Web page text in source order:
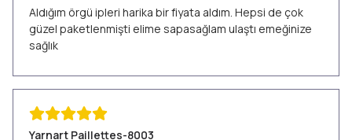
Aldığım örgü ipleri harika bir fiyata aldım. Hepsi de çok
güzel paketlenmişti elime sapasağlam ulaştı emeğinize
sağlık
Yarnart Paillettes-8003